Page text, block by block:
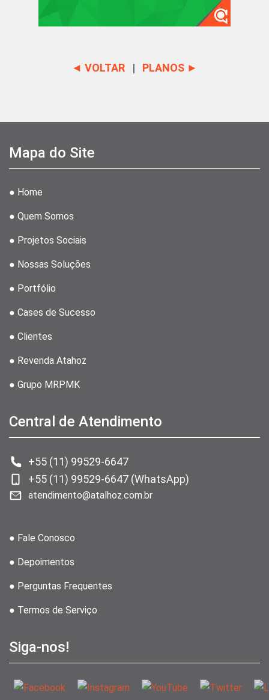
◄ VOLTAR | PLANOS ►
Mapa do Site
● Home
● Quem Somos
● Projetos Sociais
● Nossas Soluções
● Portfólio
● Cases de Sucesso
● Clientes
● Revenda Atahoz
● Grupo MRPMK
Central de Atendimento
+55 (11) 99529-6647
+55 (11) 99529-6647 (WhatsApp)
atendimento@atalhoz.com.br
● Fale Conosco
● Depoimentos
● Perguntas Frequentes
● Termos de Serviço
Siga-nos!